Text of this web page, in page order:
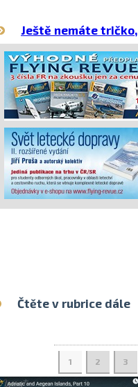
Ještě nemáte
Čtěte v rubrice dále
1 2 3